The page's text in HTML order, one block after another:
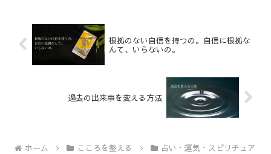
根拠のない自信を持つの。自信に根拠な
んて、いらないの。
過去の出来事を変える方法
ホーム こころを整える
占い・運気・スピリチュア